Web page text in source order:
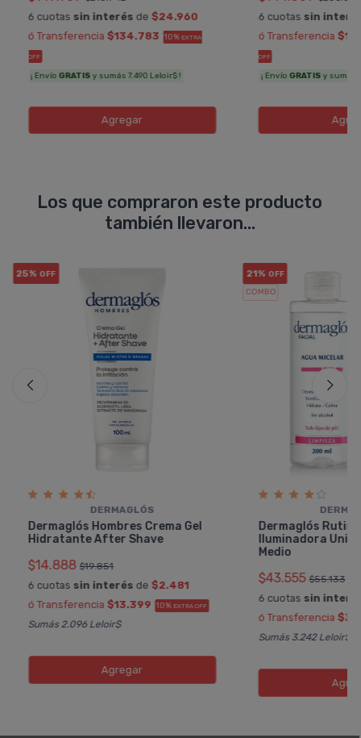
6 cuotas sin interés de $24.960
ó Transferencia $134.783 10% EXTRA
OFF
¡ Envío GRATIS y sumás 7.490 Leloir$ !
Agregar
6 cuotas sin
ó Transferencia
OFF
¡ Envío GRATIS y sumás
Los que compraron este producto
también llevaron...
25% OFF
DERMAGLÓS
Dermaglós Hombres Crema Gel
Hidratante After Shave
$14.888 $19.851
6 cuotas sin interés de $2.481
ó Transferencia $13.399 10% EXTRA OFF
Sumás 2.096 Leloir$
Agregar
21% OFF
COMBO
Dermaglós
Iluminadora
Medio
$43.555 $55.133
6 cuotas sin
ó Transferencia
Sumás 3.242 Leloir$